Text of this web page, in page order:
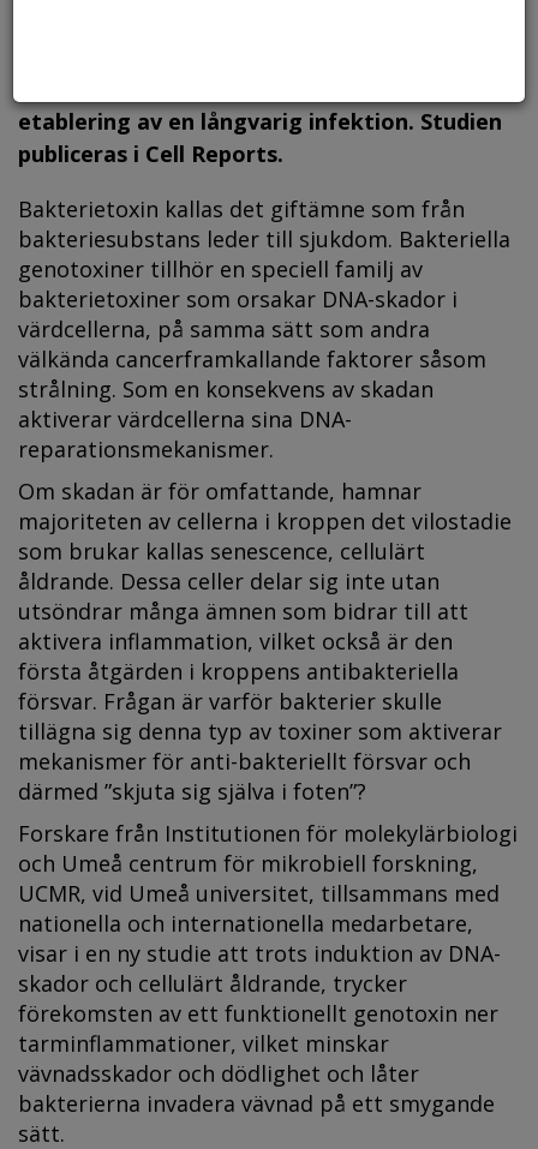
etablering av en långvarig infektion. Studien
publiceras i Cell Reports.
Bakterietoxin kallas det giftämne som från
bakteriesubstans leder till sjukdom. Bakteriella
genotoxiner tillhör en speciell familj av
bakterietoxiner som orsakar DNA-skador i
värdcellerna, på samma sätt som andra
välkända cancerframkallande faktorer såsom
strålning. Som en konsekvens av skadan
aktiverar värdcellerna sina DNA-
reparationsmekanismer.
Om skadan är för omfattande, hamnar
majoriteten av cellerna i kroppen det vilostadie
som brukar kallas senescence, cellulärt
åldrande. Dessa celler delar sig inte utan
utsöndrar många ämnen som bidrar till att
aktivera inflammation, vilket också är den
första åtgärden i kroppens antibakteriella
försvar. Frågan är varför bakterier skulle
tillägna sig denna typ av toxiner som aktiverar
mekanismer för anti-bakteriellt försvar och
därmed ”skjuta sig själva i foten”?
Forskare från Institutionen för molekylärbiologi
och Umeå centrum för mikrobiell forskning,
UCMR, vid Umeå universitet, tillsammans med
nationella och internationella medarbetare,
visar i en ny studie att trots induktion av DNA-
skador och cellulärt åldrande, trycker
förekomsten av ett funktionellt genotoxin ner
tarminflammationer, vilket minskar
vävnadsskador och dödlighet och låter
bakterierna invadera vävnad på ett smygande
sätt.